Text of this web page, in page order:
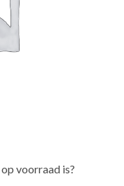
voorraad is?